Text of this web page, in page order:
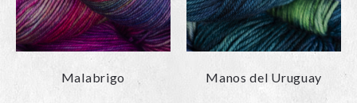
Malabrigo Manos del Uruguay